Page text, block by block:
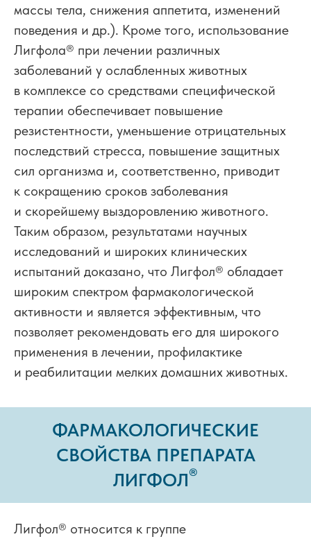
массы тела, снижения аппетита, изменений
поведения и др.). Кроме того, использование
Лигфола® при лечении различных
заболеваний у ослабленных животных
в комплексе со средствами специфической
терапии обеспечивает повышение
резистентности, уменьшение отрицательных
последствий стресса, повышение защитных
сил организма и, соответственно, приводит
к сокращению сроков заболевания
и скорейшему выздоровлению животного.
Таким образом, результатами научных
исследований и широких клинических
испытаний доказано, что Лигфол® обладает
широким спектром фармакологической
активности и является эффективным, что
позволяет рекомендовать его для широкого
применения в лечении, профилактике
и реабилитации мелких домашних животных.
ФАРМАКОЛОГИЧЕСКИЕ
СВОЙСТВА ПРЕПАРАТА
ЛИГФОЛ®
Лигфол® относится к группе